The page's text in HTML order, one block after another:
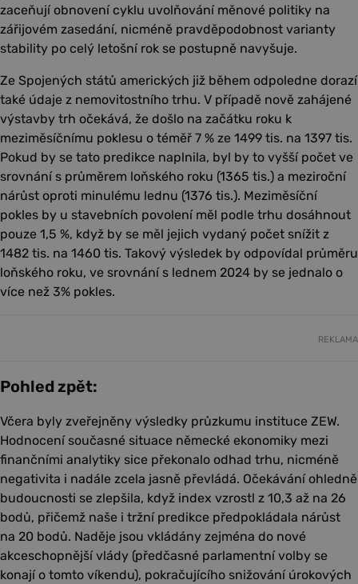
zaceňují obnovení cyklu uvolňování měnové politiky na
zářijovém zasedání, nicméně pravděpodobnost varianty
stability po celý letošní rok se postupně navyšuje.
Ze Spojených států amerických již během odpoledne dorazí
také údaje z nemovitostního trhu. V případě nově zahájené
výstavby trh očekává, že došlo na začátku roku k
meziměsíčnímu poklesu o téměř 7 % ze 1499 tis. na 1397 tis.
Pokud by se tato predikce naplnila, byl by to vyšší počet ve
srovnání s průměrem loňského roku (1365 tis.) a meziroční
nárůst oproti minulému lednu (1376 tis.). Meziměsíční
pokles by u stavebních povolení měl podle trhu dosáhnout
pouze 1,5 %, když by se měl jejich vydaný počet snížit z
1482 tis. na 1460 tis. Takový výsledek by odpovídal průměru
loňského roku, ve srovnání s lednem 2024 by se jednalo o
více než 3% pokles.
REKLAMA
Pohled zpět:
Včera byly zveřejněny výsledky průzkumu instituce ZEW.
Hodnocení současné situace německé ekonomiky mezi
finančními analytiky sice překonalo odhad trhu, nicméně
negativita i nadále zcela jasně převládá. Očekávání ohledně
budoucnosti se zlepšila, když index vzrostl z 10,3 až na 26
bodů, přičemž naše i tržní predikce předpokládala nárůst
na 20 bodů. Naděje jsou vkládány zejména do nové
akceschopnější vlády (předčasné parlamentní volby se
konají o tomto víkendu), pokračujícího snižování úrokových